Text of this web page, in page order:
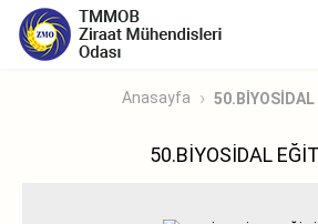
Anasayfa 50.BİYOSİDAL
50.BİYOSİDAL